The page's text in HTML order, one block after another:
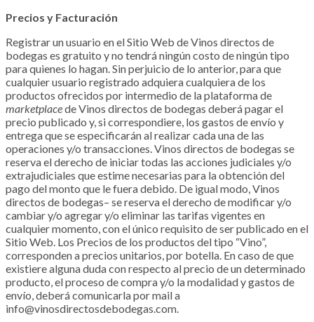
Precios y Facturación
Registrar un usuario en el Sitio Web deVinos directos de
bodegas es gratuito y no tendrá ningún costo de ningún tipo
para quienes lo hagan. Sin perjuicio de lo anterior, para que
cualquier usuario registrado adquiera cualquiera de los
productos ofrecidos por intermedio de la plataforma de
marketplacedeVinos directos de bodegas deberá pagar el
precio publicado y, si correspondiere, los gastos de envío y
entrega que se especificarán al realizar cada una de las
operaciones y/o transacciones.Vinos directos de bodegas se
reserva el derecho de iniciar todas las acciones judiciales y/o
extrajudiciales que estime necesarias para la obtención del
pago del monto que le fuera debido. De igual modo,Vinos
directos de bodegas– se reserva el derecho de modificar y/o
cambiar y/o agregar y/o eliminar las tarifas vigentes en
cualquier momento, con el único requisito de ser publicado en el
Sitio Web. Los Precios de los productos del tipo “Vino”,
corresponden a precios unitarios, por botella. En caso de que
existiere alguna duda con respecto al precio de un determinado
producto, el proceso de compra y/o la modalidad y gastos de
envío, deberá comunicarla por mail a
info@vinosdirectosdebodegas.com.